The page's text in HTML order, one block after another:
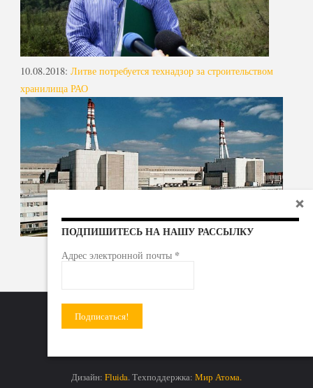
10.08.2018: Литве потребуется технадзор за строительством
хранилища РАО
Дизайн: Fluida. Техподдержка: Мир Атома.
ПОДПИШИТЕСЬ НА НАШУ РАССЫЛКУ
Адрес электронной почты *